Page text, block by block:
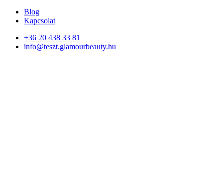
Blog
Kapcsolat
+36 20 438 33 81
info@teszt.glamourbeauty.hu